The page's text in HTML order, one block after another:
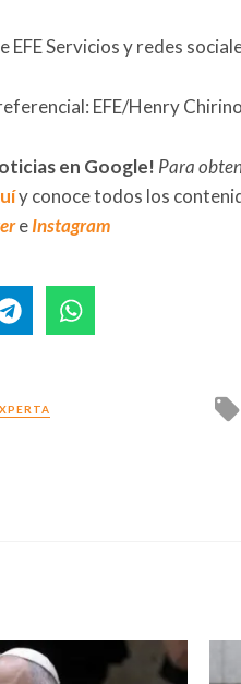
EFE Servicios y redes
EFE/Henry
en Google! Para
y conoce todos los
eInstagram